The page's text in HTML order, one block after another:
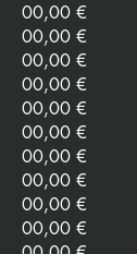
00,00 €
00,00 €
00,00 €
00,00 €
00,00 €
00,00 €
00,00 €
00,00 €
00,00 €
00,00 €